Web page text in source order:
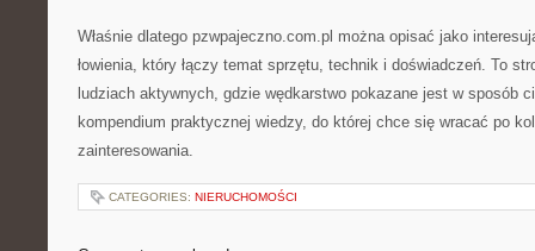
Właśnie dlatego pzwpajeczno.com.pl można opisać jako
łowienia, który łączy temat sprzętu, technik i doświadczeń. To
ludziach aktywnych, gdzie wędkarstwo pokazane jest w sposób
kompendium praktycznej wiedzy, do której chce się wracać po
zainteresowania.
CATEGORIES: NIERUCHOMOŚCI